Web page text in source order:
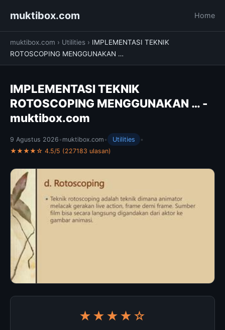
muktibox.com Home
muktibox.com › Utilities › IMPLEMENTASI TEKNIK
ROTOSCOPING MENGGUNAKAN …
IMPLEMENTASI TEKNIK
ROTOSCOPING MENGGUNAKAN … -
muktibox.com
9 Agustus 2026 • muktibox.com • Utilities
•
★★★★☆ 4.5/5 (227183 ulasan)
★★★★☆